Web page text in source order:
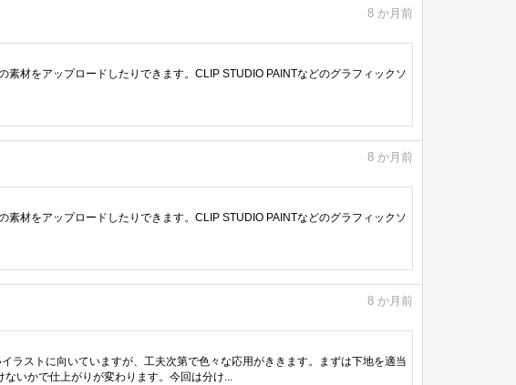
8 か月前
材をアップロードしたりできます。CLIP STUDIO PAINTなどのグラフィックソ
8 か月前
材をアップロードしたりできます。CLIP STUDIO PAINTなどのグラフィックソ
8 か月前
ラストに向いていますが、工夫次第で色々な応用がききます。まずは下地を適当
いかで仕上がりが変わります。今回は分け...